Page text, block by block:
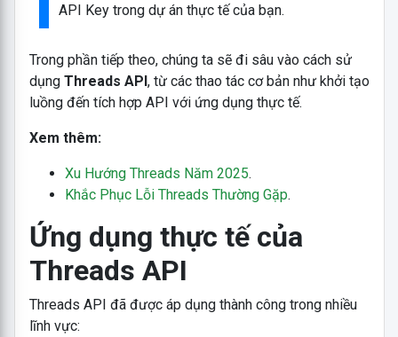
API Key trong dự án thực tế của bạn.
Trong phần tiếp theo, chúng ta sẽ đi sâu vào cách sử
dụng Threads API, từ các thao tác cơ bản như khởi tạo
luồng đến tích hợp API với ứng dụng thực tế.
Xem thêm:
Xu Hướng Threads Năm 2025.
Khắc Phục Lỗi Threads Thường Gặp.
Ứng dụng thực tế của
Threads API
Threads API đã được áp dụng thành công trong nhiều
lĩnh vực: